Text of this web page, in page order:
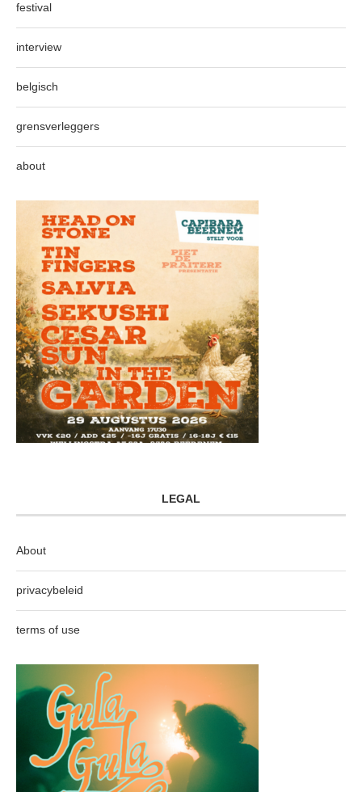
festival
interview
belgisch
grensverleggers
about
LEGAL
About
privacybeleid
terms of use